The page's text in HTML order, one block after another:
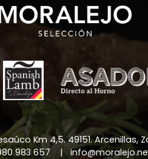
Km 4,5.49151.Arcenillas,
983 657
|